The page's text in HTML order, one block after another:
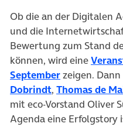
Ob die an der Digitalen
und die
Bewertung zum Stand
können, wird eine
September(öffnet in
zeigen.
Dobrindt(öffnet in
, Thomas de
mit eco-Vorstand Oliver
Agenda eine Erfolgstory